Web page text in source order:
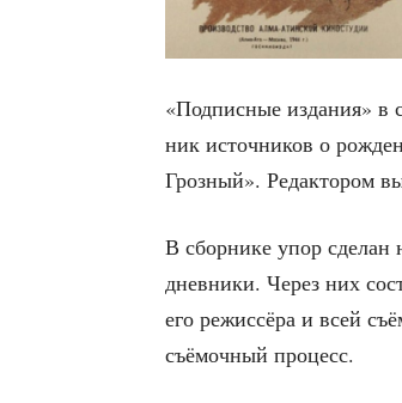
«Под­пис­ные изда­ния» в
ник источ­ни­ков о
Гроз­ный». Редак­то­ром
В сбор­ни­ке упор сде­лан
днев­ни­ки. Через них
его режис­сё­ра и всей
съё­моч­ный процесс.